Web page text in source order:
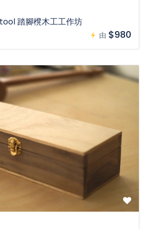
踏腳櫈木工工作坊
由 $980